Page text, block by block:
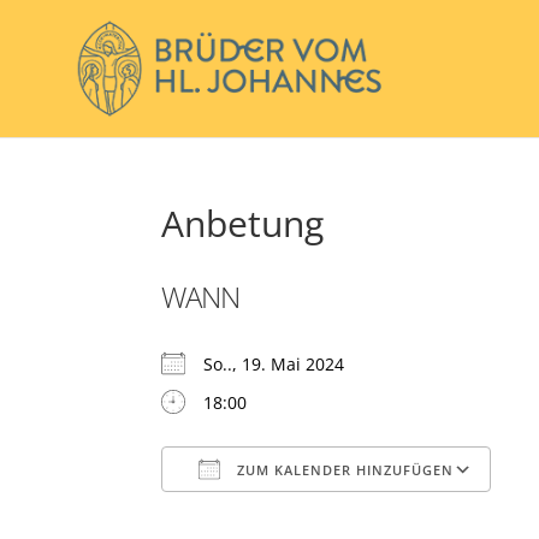
Anbetung
WANN
So.., 19. Mai 2024
18:00
ZUM KALENDER HINZUFÜGEN